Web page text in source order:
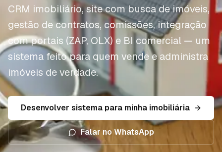
CRM imobiliário, site com busca de imóveis,
gestão de contratos, comissões, integração
com portais (ZAP, OLX) e BI comercial — um
sistema feito para quem vende e administra
imóveis de verdade.
Desenvolver sistema para minha imobiliária
Falar no WhatsApp